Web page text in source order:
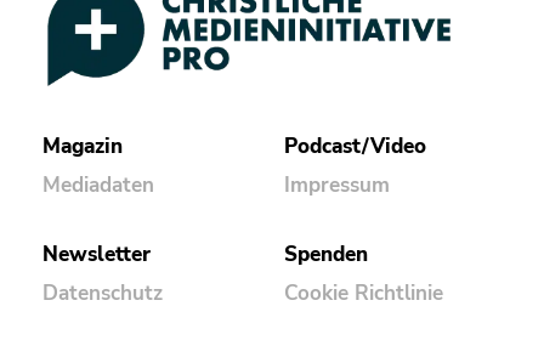
Magazin
Mediadaten
Podcast/Video
Impressum
Newsletter
Datenschutz
Spenden
Cookie Richtlinie